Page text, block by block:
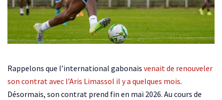
Rappelons que l’international gabonais venait de renouveler
son contrat avec l’Aris Limassol il y a quelques mois.
Désormais, son contrat prend fin en mai 2026. Au cours de